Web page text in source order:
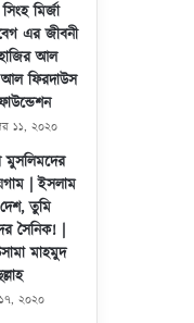
মির্জা
এর জীবনী
আল
আল ফিরদাউস
১১, ২০২০
মুসলিমদের
| ইসলাম
তুমি
সৈনিক! |
মাহমুদ
১৭, ২০২০